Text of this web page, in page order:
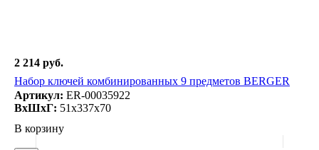
2 214 руб.
Набор ключей комбинированных 9 предметов BERGER
Артикул: ER-00035922
ВxШxГ: 51x337x70
В корзину